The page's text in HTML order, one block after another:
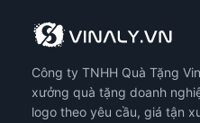
Công ty TNHH Quà Tặng
xưởng quà tặng doanh
logo theo yêu cầu, giá tận